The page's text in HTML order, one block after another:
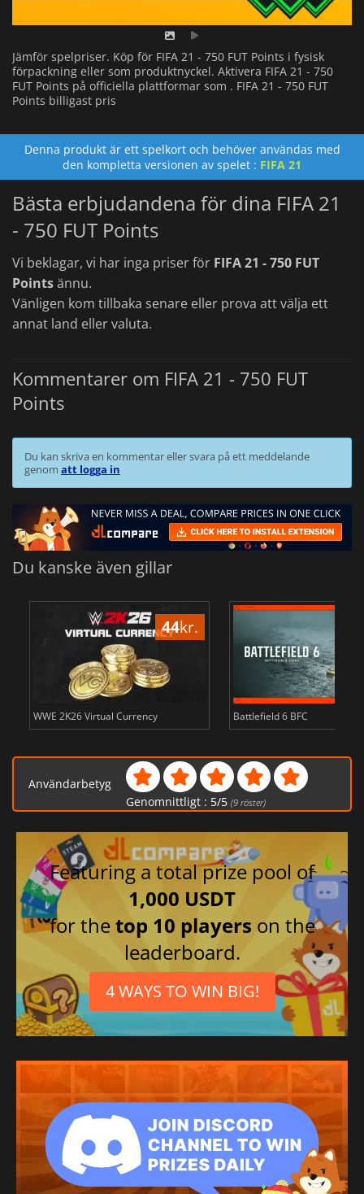
Jämför spelpriser. Köp för FIFA 21 - 750 FUT Points i fysisk
förpackning eller som produktnyckel. Aktivera FIFA 21 - 750
FUT Points på officiella plattformar som . FIFA 21 - 750 FUT
Points billigast pris
Denna produkt är ett spelkort och behöver användas med
den kompletta versionen av spelet : FIFA 21
Bästa erbjudandena för dina FIFA 21
- 750 FUT Points
Vi beklagar, vi har inga priser för FIFA 21 - 750 FUT
Pointsännu.
Vänligen kom tillbaka senare eller prova att välja ett
annat land eller valuta.
Kommentarer om FIFA 21 - 750 FUT
Points
Du kan skriva en kommentar eller svara på ett meddelande
genom att logga in
Du kanske även gillar
44kr.
WWE 2K26 Virtual Currency Battlefield 6 BFC
Användarbetyg
Genomnittligt : 5/5 (9röster)
Featuring a total prize pool of
1,000 USDT
for thetop 10 players on the
leaderboard.
4 WAYS TO WIN BIG!